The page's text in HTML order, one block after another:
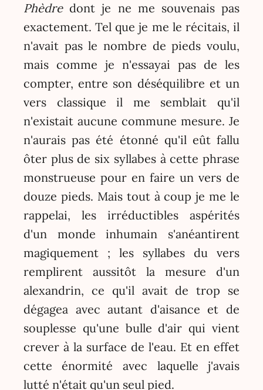
Phèdredont je ne me souvenais pas
exactement. Tel que je me le récitais, il
n'avait pas le nombre de pieds voulu,
mais comme je n'essayai pas de les
compter, entre son déséquilibre et un
vers classique il me semblait qu'il
n'existait aucune commune mesure. Je
n'aurais pas été étonné qu'il eût fallu
ôter plus de six syllabes à cette phrase
monstrueuse pour en faire un vers de
douze pieds. Mais tout à coup je me le
rappelai, les irréductibles aspérités
d'un monde inhumain s'anéantirent
magiquement ; les syllabes du vers
remplirent aussitôt la mesure d'un
alexandrin, ce qu'il avait de trop se
dégagea avec autant d'aisance et de
souplesse qu'une bulle d'air qui vient
crever à la surface de l'eau. Et en effet
cette énormité avec laquelle j'avais
lutté n'était qu'un seul pied.